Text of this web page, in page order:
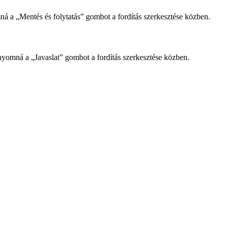
„Mentés és folytatás” gombot a fordítás szerkesztése közben.
a „Javaslat” gombot a fordítás szerkesztése közben.